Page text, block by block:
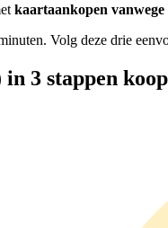
kaartaankopen vanwege
Volg deze drie
in 3 stappen